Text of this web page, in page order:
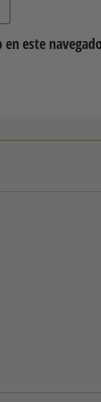
este